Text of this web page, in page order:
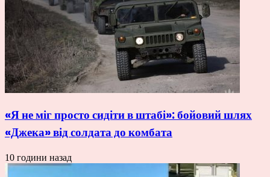
«Я не міг просто сидіти в штабі»: бойовий шлях
«Джека» від солдата до комбата
10 години назад